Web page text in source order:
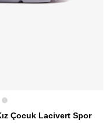
Çocuk Lacivert Spor